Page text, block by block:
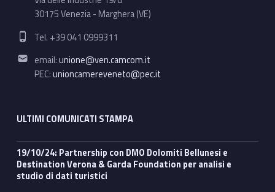
30175 Venezia - Marghera (VE)
Phone number:
Tel. +39 041 0999311
Email address:
email:unione@ven.camcom.it
PEC:unioncamereveneto@pec.it
ULTIMI COMUNICATI STAMPA
19/10/24: Partnership con DMO Dolomiti Bellunesi e
Destination Verona & Garda Foundation per analisi e
studio di dati turistici